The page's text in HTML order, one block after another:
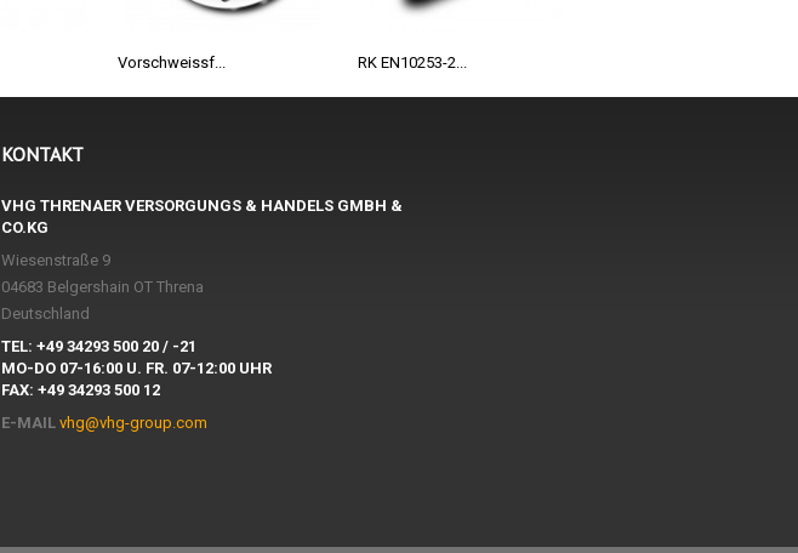
Vorschweissf... RK EN10253-2...
KONTAKT
VHG THRENAER VERSORGUNGS & HANDELS GMBH &
CO.KG
Wiesenstraße 9
04683 Belgershain OT Threna
Deutschland
TEL: +49 34293 500 20 / -21
MO-DO 07-16:00 U. FR. 07-12:00 UHR
FAX: +49 34293 500 12
E-MAIL vhg@vhg-group.com